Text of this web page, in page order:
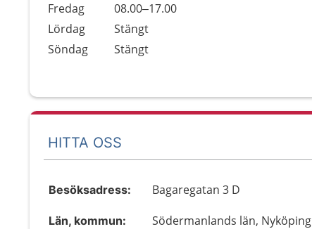
Fredag
08.00–17.00
Lördag
Stängt
Söndag
Stängt
HITTA OSS
Besöksadress: Bagaregatan 3 D
Län, kommun: Södermanlands län, Nyköping